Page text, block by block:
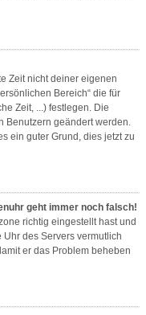
Zeit nicht deiner eigenen
Bereich“ die für
Zeit, ...) festlegen. Die
Benutzern geändert werden.
ein guter Grund, dies jetzt zu
geht immer noch falsch!
richtig eingestellt hast und
des Servers vermutlich
er das Problem beheben